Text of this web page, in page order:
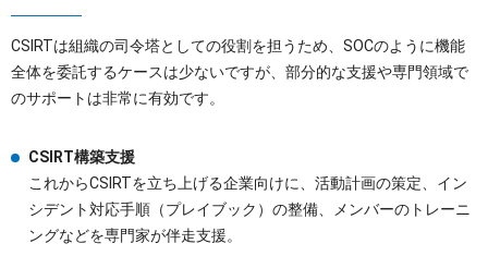
CSIRTは組織の司令塔としての役割を担うため、SOCのように機能
全体を委託するケースは少ないですが、部分的な支援や専門領域で
のサポートは非常に有効です。
CSIRT構築支援
これからCSIRTを立ち上げる企業向けに、活動計画の策定、イン
シデント対応手順（プレイブック）の整備、メンバーのトレーニ
ングなどを専門家が伴走支援。